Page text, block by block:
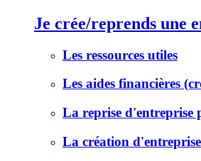
Je crée/reprends une
Les ressources utiles
Les aides financières
La reprise d'entreprise
La création